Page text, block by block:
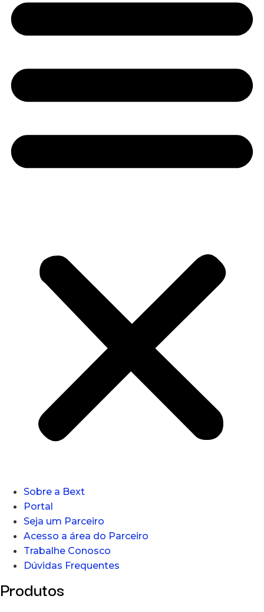
Sobre a Bext
Portal
Seja um Parceiro
Acesso a área do Parceiro
Trabalhe Conosco
Dúvidas Frequentes
Produtos